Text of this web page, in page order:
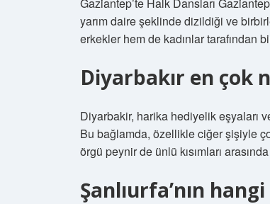
yarım daire şeklinde dizildiği ve
erkekler hem de kadınlar tarafından
Diyarbakır en çok
Diyarbakir, harika hediyelik eşyaları
Bu bağlamda, özellikle ciğer şişiyle
örgü peynir de ünlü kısımları
Şanlıurfa’nın